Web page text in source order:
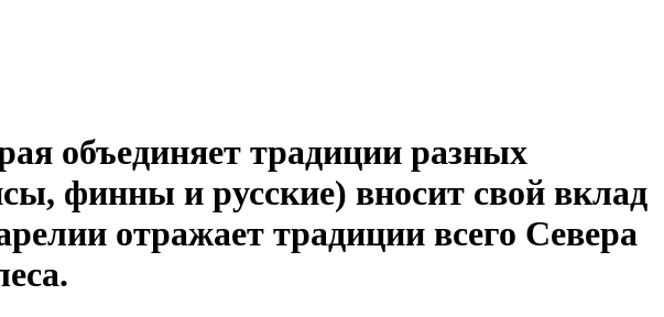
объединяет традиции разных
финны и русские) вносит свой вклад
отражает традиции всего Севера